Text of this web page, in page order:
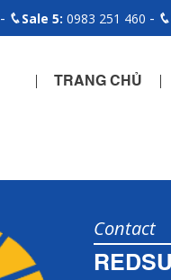
- Sale 5: 0983 251 460 -
TRANG CHỦ
Contact